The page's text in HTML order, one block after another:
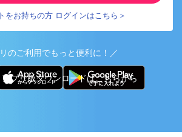
をお持ちの方 ログインはこちら＞
のご利用でもっと便利に！／
アプリ版ダウンロードはこちらから